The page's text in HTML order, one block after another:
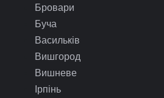
Бровари
Буча
Васильків
Вишгород
Вишневе
Ірпінь